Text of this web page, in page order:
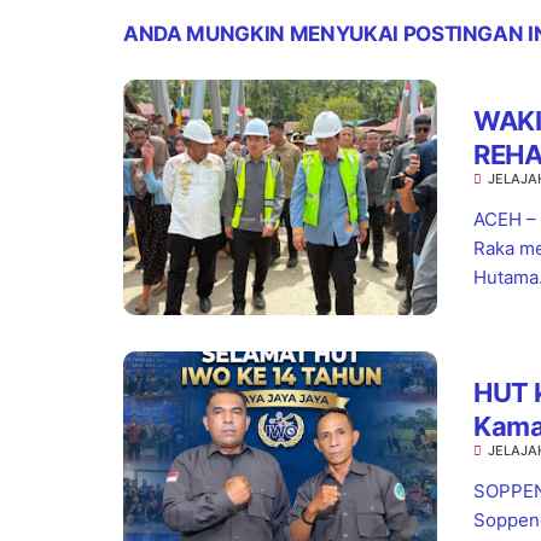
ANDA MUNGKIN MENYUKAI POSTINGAN
ACEH
Raka
HUT
Baik